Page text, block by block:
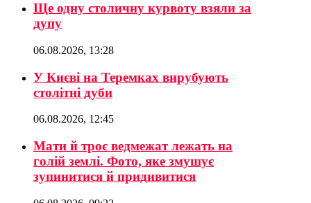
Ще одну столичну курвоту взяли за
дупу
06.08.2026, 13:28
У Києві на Теремках вирубують
столітні дуби
06.08.2026, 12:45
Мати й троє ведмежат лежать на
голій землі. Фото, яке змушує
зупинитися й придивитися